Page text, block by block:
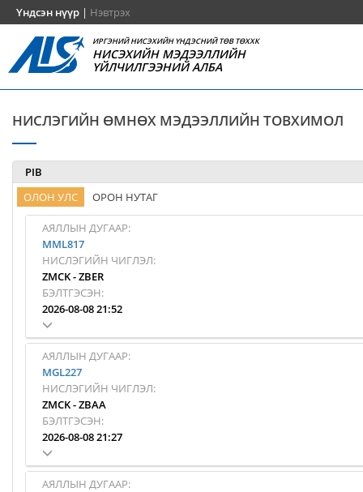
Үндсэн нүүр | Нэвтрэх
ИРГЭНИЙ НИСЭХИЙН ҮНДЭСНИЙ ТӨВ ТӨХХК
НИСЭХИЙН МЭДЭЭЛЛИЙН
ҮЙЛЧИЛГЭЭНИЙ АЛБА
НИСЛЭГИЙН ӨМНӨХ МЭДЭЭЛЛИЙН ТОВХИМОЛ
PIB
ОЛОН УЛС
ОРОН НУТАГ
АЯЛЛЫН ДУГААР:
MML817
НИСЛЭГИЙН ЧИГЛЭЛ:
ZMCK-ZBER
БЭЛТГЭСЭН:
2026-08-08 21:52
АЯЛЛЫН ДУГААР:
MGL227
НИСЛЭГИЙН ЧИГЛЭЛ:
ZMCK-ZBAA
БЭЛТГЭСЭН:
2026-08-08 21:27
АЯЛЛЫН ДУГААР: